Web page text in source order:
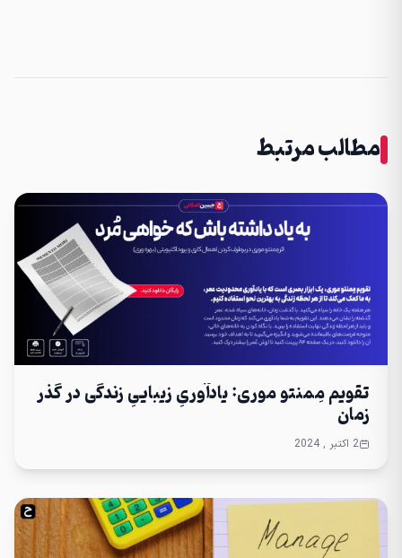
مطالب مرتبط
تقویم مِمنتو موری: یادآوریِ زیباییِ زندگی در گذر
زمان
2 اکتبر , 2024